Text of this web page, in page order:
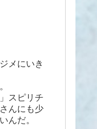
メにいき
スピリチ
んにも少
んだ。